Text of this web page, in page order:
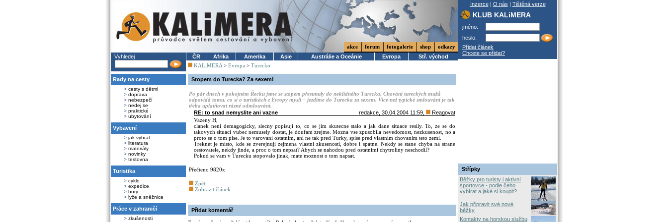
Vyhledej
Rady na cesty
> cesty s dětmi
> doprava
> nebezpečí
> nedej se
> praktické
> ubytování
Vybavení
> jak vybrat
> literatura
> materiály
> novinky
> testovna
Turistika
> cyklo
> expedice
> hory
> lyže a sněžnice
Práce v zahraničí
> zkušenosti
akce forum fotogalerie shop
odkazy
ČR
Afrika Amerika Asie Austrálie a Oceánie Evropa
Stř. východ
KALiMERA > Evropa > Turecko
Stopem do Turecka? Za sexem!
Po pár dnech v pokojném Řecku jsme se stopem přesunuly do neklidného Turecka. Chování tureckých mužů
odpovídá tomu, co si o turistkách z Evropy myslí – jezdíme do Turecka za sexem. Více než typické smlouvání je tak
třeba uplatňovat rázné odmlouvání.
RE: to snad nemyslite ani vazne
redakce , 30.04.2004 11:59,
Reagovat
Vazeny H,
clanek neni demagogicky, slecny popisuji to, co se jim skutecne stalo a jak dane situace resily. To, ze se do
takovych situaci vubec nemusely dostat, je doufam zrejme. Mozna vse zpusobila nevedomost, nezkusenost, no a
proto se o tom pise. Je to varovani ostatnim, ani ne tak pred Turky, spise pred vlastnim chovanim teto zemi.
Treknet je misto, kde se zverejnuji zejmena vlastni zkusenosti, dobre i spatne. Nekdy se stane chyba na strane
cestovatele, nekdy jinde, a proc o tom nepsat? Abych se nahodou pred ostatnimi chytroliny neschodil?
Pokud se vam v Turecku stopovalo jinak, mate moznost o tom napsat.
Přečteno 9820x
Zpět
Zobrazit článek
Přidat komentář
Inzerce| O nás | Tištěná verze
KLUB KALiMERA
jméno:
heslo:
Přidat článek
Chcete se přidat?
Střípky
Běžky pro turisty i aktivní
sportovce - podle čeho
vybírat a jaké si koupit?
Jak připravit své nové
běžky
Kontakty na horskou službu